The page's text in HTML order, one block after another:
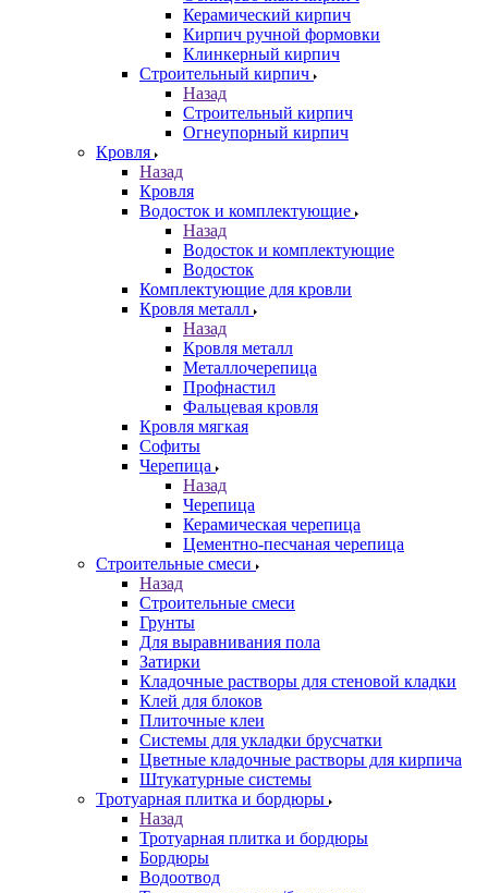
Керамический кирпич
Кирпич ручной формовки
Клинкерный кирпич
Строительный кирпич
Назад
Строительный кирпич
Огнеупорный кирпич
Кровля
Назад
Кровля
Водосток и комплектующие
Назад
Водосток и комплектующие
Водосток
Комплектующие для кровли
Кровля металл
Назад
Кровля металл
Металлочерепица
Профнастил
Фальцевая кровля
Кровля мягкая
Софиты
Черепица
Назад
Черепица
Керамическая черепица
Цементно-песчаная черепица
Строительные смеси
Назад
Строительные смеси
Грунты
Для выравнивания пола
Затирки
Кладочные растворы для стеновой кладки
Клей для блоков
Плиточные клеи
Системы для укладки брусчатки
Цветные кладочные растворы для кирпича
Штукатурные системы
Тротуарная плитка и бордюры
Назад
Тротуарная плитка и бордюры
Бордюры
Водоотвод